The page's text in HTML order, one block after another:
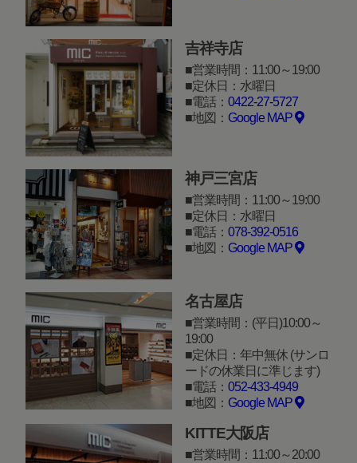
吉祥寺店
営業時間：11:00～19:00
定休日：水曜日
電話： 0422-27-5727
地図： Google MAP
神戸三宮店
営業時間：11:00～19:00
定休日：水曜日
電話： 078-392-0516
地図： Google MAP
名古屋店
営業時間：(平日)10:00～
19:00
定休日：年中無休 (サンロ
ードの休業日に準じます)
電話： 052-433-4949
地図： Google MAP
KITTE大阪店
営業時間：11:00～20:00